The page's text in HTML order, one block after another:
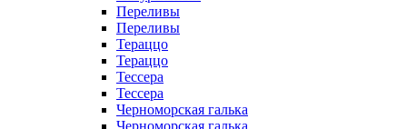
Переливы
Переливы
Тераццо
Тераццо
Тессера
Тессера
Черноморская галька
Черноморская галька